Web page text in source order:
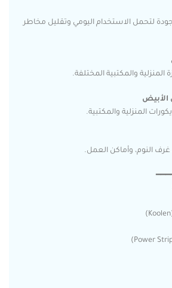
لتحمل الاستخدام اليومي وتقليل مخاطر
والمكتبية المختلفة.
الأبيض
المنزلية والمكتبية.
غرف النوم، وأماكن العمل.